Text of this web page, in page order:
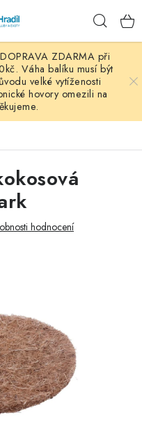
DOPRAVA ZDARMA při
Váha balíku musí být
velké vytíženosti
hovory omezili na
hodnocení